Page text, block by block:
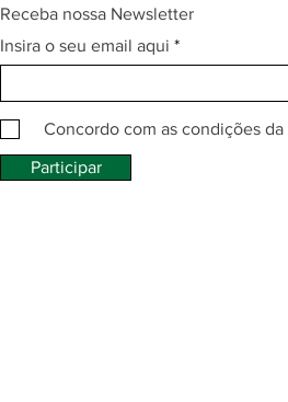
Receba nossa Newsletter
Insira o seu email aqui
Concordo com as condições da
Participar